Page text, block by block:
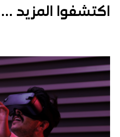
اكتشفوا المزيد ...